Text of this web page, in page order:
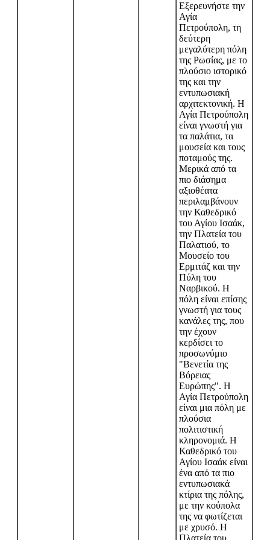
Εξερευνήστε την
Αγία
Πετρούπολη, τη
δεύτερη
μεγαλύτερη πόλη
της Ρωσίας, με το
πλούσιο ιστορικό
της και την
εντυπωσιακή
αρχιτεκτονική. Η
Αγία Πετρούπολη
είναι γνωστή για
τα παλάτια, τα
μουσεία και τους
ποταμούς της.
Μερικά από τα
πιο διάσημα
αξιοθέατα
περιλαμβάνουν
την Καθεδρικό
του Αγίου Ισαάκ,
την Πλατεία του
Παλατιού, το
Μουσείο του
Ερμιτάζ και την
Πύλη του
Ναρβικού. Η
πόλη είναι επίσης
γνωστή για τους
κανάλες της, που
την έχουν
κερδίσει το
προσωνύμιο
"Βενετία της
Βόρειας
Ευρώπης". Η
Αγία Πετρούπολη
είναι μια πόλη με
πλούσια
πολιτιστική
κληρονομιά. Η
Καθεδρικό του
Αγίου Ισαάκ είναι
ένα από τα πιο
εντυπωσιακά
κτίρια της πόλης,
με την κούπολα
της να φωτίζεται
με χρυσό. Η